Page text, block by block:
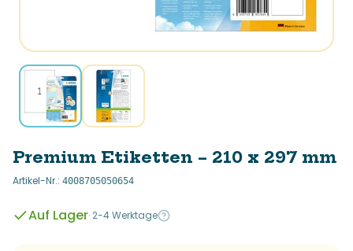
Premium Etiketten – 210 x 297 mm
Artikel-Nr.: 4008705050654
Auf Lager· 2-4 Werktage